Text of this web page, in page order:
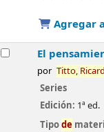
Agregar
El
por Titto,
Series
Edición: 1ª ed.
Tipode